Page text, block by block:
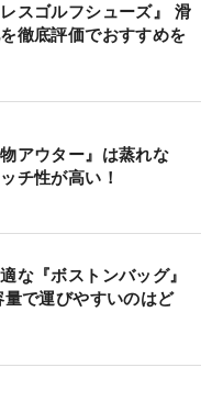
スゴルフシューズ』 滑
徹底評価でおすすめを
アウター』は蒸れな
チ性が高い！
な『ボストンバッグ』
で運びやすいのはど